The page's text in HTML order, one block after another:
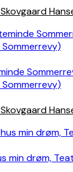
min drøm,